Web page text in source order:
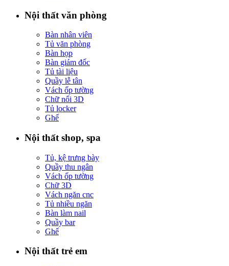
Nội thất văn phòng
Bàn nhân viên
Tủ văn phòng
Bàn họp
Bàn giám đốc
Tủ tài liệu
Quầy lễ tân
Vách ốp tường
Chữ nổi 3D
Tủ locker
Ghế
Nội thất shop, spa
Tủ, kệ trưng bày
Quầy thu ngân
Vách ốp tường
Chữ 3D
Vách ngăn cnc
Tủ nhiều ngăn
Bàn làm nail
Quầy bar
Ghế
Nội thất trẻ em